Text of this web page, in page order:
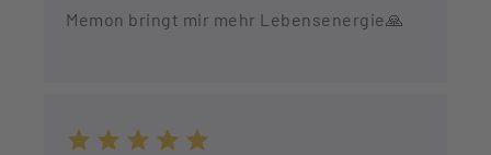
Memon bringt mir mehr Lebensenergie🙏